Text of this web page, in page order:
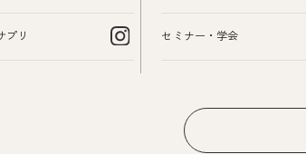
プリ セミナー・学会